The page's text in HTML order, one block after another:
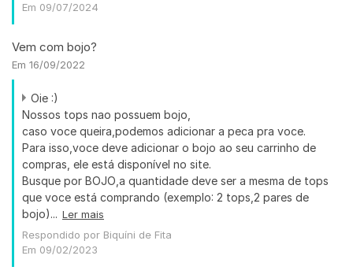
Em 09/07/2024
Vem com bojo?
Em 16/09/2022
Oie :)
Nossos tops nao possuem bojo,
caso voce queira,podemos adicionar a peca pra voce.
Para isso,voce deve adicionar o bojo ao seu carrinho de
compras, ele está disponível no site.
Busque por BOJO,a quantidade deve ser a mesma de tops
que voce está comprando (exemplo: 2 tops,2 pares de
bojo)... Ler mais
Respondido por Biquíni de Fita
Em 09/02/2023